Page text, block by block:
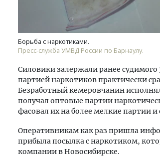
Борьба с наркотиками.
Пресс-служба УМВД России по Барнаулу.
Силовики залержали ранее
партией наркотиков практически
Безработный кемеровчанин
получал оптовые партии
фасовал их на более мелкие партии
Оперативникам как раз пришла
прибыла посылка с наркотиком,
компании в Новосибирске.
Ищем новые берега. Гендиректор
«Жилищной инициативы» Юрий
Гатилов — о том, как девелоперу
штормит